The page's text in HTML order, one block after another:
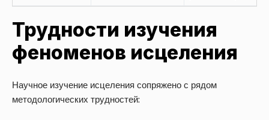
Трудности изучения
феноменов исцеления
Научное изучение исцеления сопряжено с рядом
методологических трудностей: